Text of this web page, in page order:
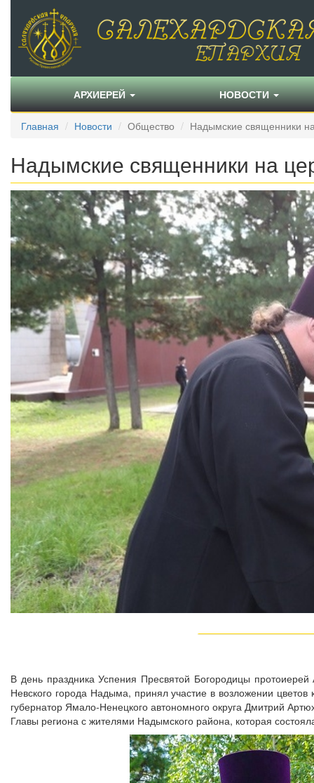
АРХИЕРЕЙ НОВОСТИ
Главная Новости Общество Надымские священники
Надымские священники на
В день праздника Успения Пресвятой Богородицы протоиерей
Невского города Надыма, принял участие в возложении
губернатор Ямало-Ненецкого автономного округа Дмитрий
Главы региона с жителями Надымского района, которая